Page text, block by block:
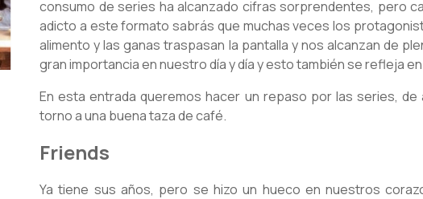
consumo de series ha alcanzado cifras sorprendentes, pero
adicto a este formato sabrás que muchas veces los
alimento y las ganas traspasan la pantalla y nos alcanzan de
gran importancia en nuestro día y día y esto también se refleja
En esta entrada queremos hacer un repaso por las series,
torno a una buena taza de café.
Friends
Ya tiene sus años, pero se hizo un hueco en nuestros